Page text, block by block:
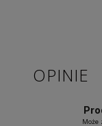
OPINIE
Może